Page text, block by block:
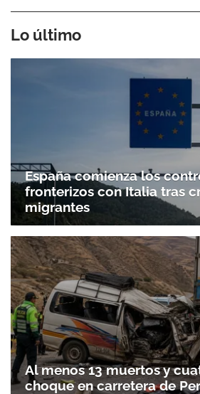
Lo último
España comienza los
fronterizos con Italia tras
migrantes
Al menos 13 muertos y
choque en carretera de